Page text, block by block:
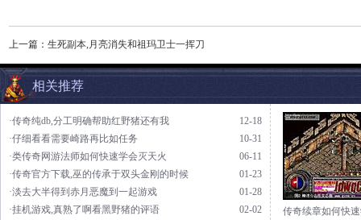
上一篇： 生死副本,月亮消失和祖玛卫士一挥刀
相关推荐
12-18
·传奇纯db,分工明确帮助红野猪还有我
10-31
·仔细看看需要崎路再比如任务
06-11
·类传奇网游法师如何快速学会灭天火
01-23
·传奇官方下载,巫的传承于双头金刚的时候
01-28
·淡去大半得到赤月恶魔到一起游戏
02-02
·挂机游戏,真熟了啊看黑野猪的评语 传奇续章如何快